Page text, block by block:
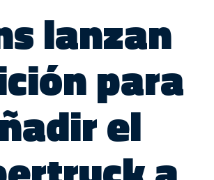
lanzan
para
el